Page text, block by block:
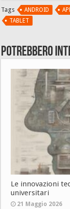
Tags ANDROID
TABLET
Potrebbero
Le innovazioni
universitari
21 Maggio 2026